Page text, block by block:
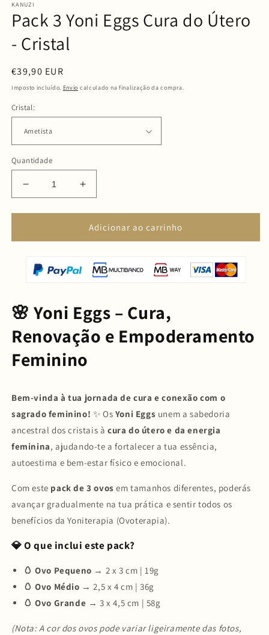
KANUZI
Pack 3 Yoni Eggs Cura do Útero
- Cristal
Preço
normal
€39,90 EUR
Imposto incluído. Envio calculado na finalização da compra.
Cristal:
Quantidade
Diminuir
a
quantidade
Pack
Yoni
Eggs
do
Útero
Cristal
Aumentar
a
quantidade
de
Pack
Yoni
Eggs
Útero
-
Cristal
Adicionar ao carrinho
🌸 Yoni Eggs – Cura,
Renovação e Empoderamento
Feminino
Bem-vinda à tua jornada de cura e conexão com o
sagrado feminino! ✨ Os Yoni Eggs unem a sabedoria
ancestral dos cristais àcura do útero e da energia
feminina, ajudando-te a fortalecer a tua essência,
autoestima e bem-estar físico e emocional.
Com este pack de 3 ovos em tamanhos diferentes, poderás
avançar gradualmente na tua prática e sentir todos os
benefícios da Yoniterapia (Ovoterapia).
💎 O que inclui este pack?
🥚 Ovo Pequeno → 2 x 3 cm | 19g
🥚 Ovo Médio → 2,5 x 4 cm | 36g
🥚 Ovo Grande → 3 x 4,5 cm | 58g
(Nota: A cor dos ovos pode variar ligeiramente das fotos,